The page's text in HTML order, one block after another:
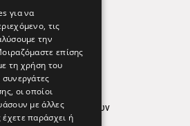
Φαρμακεία
Απόρρητο
Όροι Χρήσης
προστασίας δεδομένων
για να
τις
την
επίσης
τη χρήση του
οι οποίοι
με άλλες
παράσχει ή